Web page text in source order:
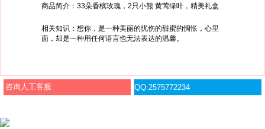
商品简介：33朵香槟玫瑰，2只小熊 黄莺绿叶，精美礼盒
相关知识：想你，是一种美丽的忧伤的甜蜜的惆怅，心里
面，却是一种用任何语言也无法表达的温馨。
咨询人工客服 QQ:2575772234